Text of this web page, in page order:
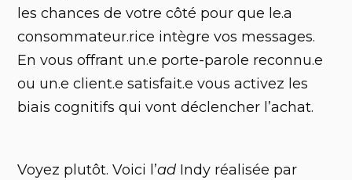
les chances de votre côté pour que le.a
consommateur.rice intègre vos messages.
En vous offrant un.e porte-parole reconnu.e
ou un.e client.e satisfait.e vous activez les
biais cognitifs qui vont déclencher l’achat.
Voyez plutôt. Voici l’ad Indy réalisée par